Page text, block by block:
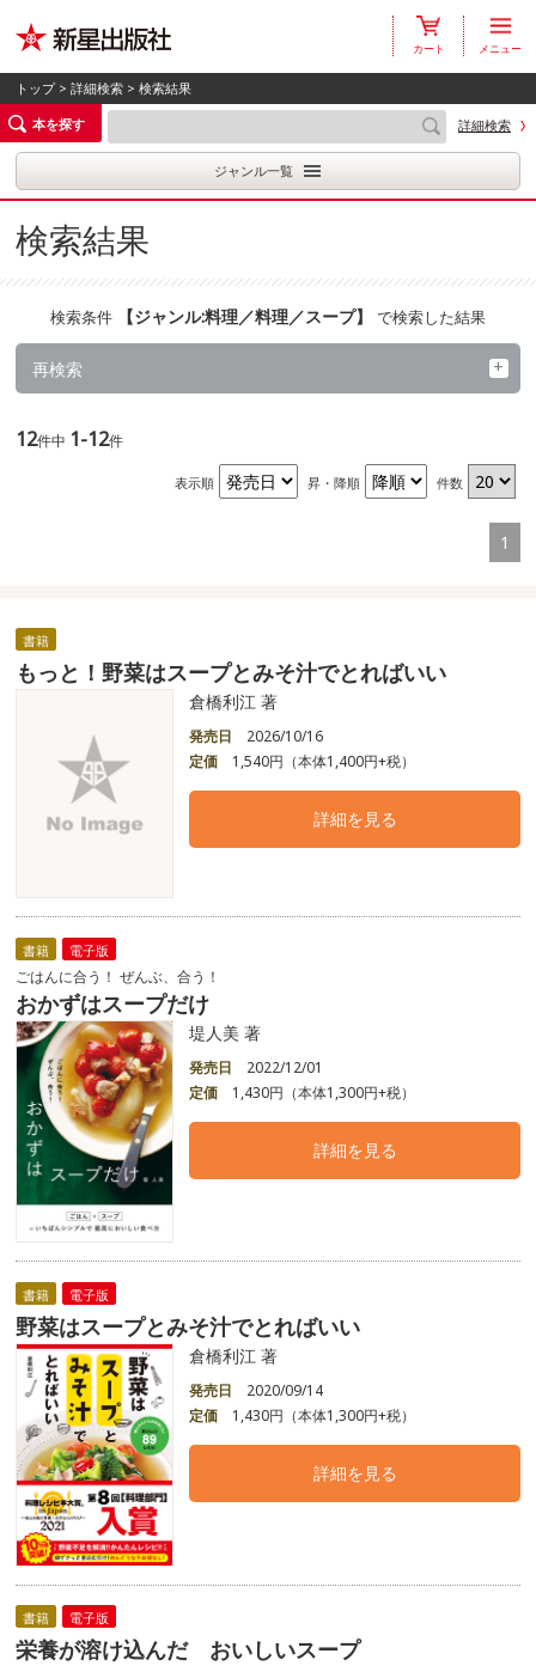
カート メニュー
トップ>詳細検索 > 検索結果
本を探す
詳細検索
ジャンル一覧
検索結果
検索条件 【ジャンル:料理／料理／スープ】 で検索した結果
再検索
12件中 1-12件
表示順 昇・降順 件数
1
書籍
もっと！野菜はスープとみそ汁でとればいい
倉橋利江 著
発売日
2026/10/16
定価
1,540円（本体1,400円+税）
詳細を見る
書籍 電子版
ごはんに合う！ ぜんぶ、合う！
おかずはスープだけ
堤人美 著
発売日
2022/12/01
定価
1,430円（本体1,300円+税）
詳細を見る
書籍 電子版
野菜はスープとみそ汁でとればいい
倉橋利江 著
発売日
2020/09/14
定価
1,430円（本体1,300円+税）
詳細を見る
書籍 電子版
栄養が溶け込んだ おいしいスープ